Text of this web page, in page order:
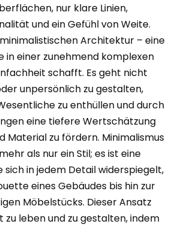
nur klare Linien,
und ein Gefühl von Weite.
Architektur – eine
in einer zunehmend komplexen
schafft. Es geht nicht
unpersönlich zu gestalten,
zu enthüllen und durch
eine tiefere Wertschätzung
Material zu fördern. Minimalismus
als nur ein Stil; es ist eine
sich in jedem Detail widerspiegelt,
eines Gebäudes bis hin zur
Möbelstücks. Dieser Ansatz
zu leben und zu gestalten, indem